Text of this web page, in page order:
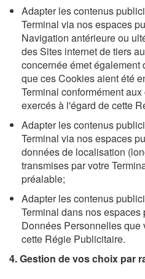
Adapter les contenus
Terminal via nos espaces
Navigation antérieure ou
des Sites internet de tiers
concernée émet
que ces Cookies aient été
Terminal conformément
exercés à l'égard de cette
Adapter les contenus
Terminal via nos espaces
données de localisation
transmises par votre
préalable;
Adapter les contenus
Terminal dans nos
Données Personnelles que
cette Régie Publicitaire.
4. Gestion de vos choix par